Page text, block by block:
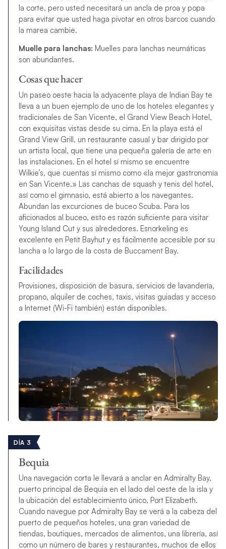
la corte, pero usted necesitará un ancla de proa y popa
para evitar que usted haga pivotar en otros barcos cuando
la marea cambie.
Muelle para lanchas: Muelles para lanchas neumáticas
son abundantes.
Cosas que hacer
Un paseo oeste hacia la adyacente playa de Indian Bay te
lleva a un buen ejemplo de uno de los hoteles elegantes y
tradicionales de San Vicente, el Grand View Beach Hotel,
con exquisitas vistas desde su cima. En la playa está el
Grand View Grill, un restaurante casual y bar dirigido por
un artista local, que tiene una pequeña galería de arte en
las instalaciones. En el hotel sí mismo se encuentre
Wilkie’s, que cuentas sí mismo como «la mejor gastronomía
en San Vicente.» Las canchas de squash y tenis del hotel,
así como el gimnasio, está abierto a los navegantes.
Abundan las excurciones de buceo Scuba. Para los
aficionados al buceo, esto es razón suficiente para visitar
Young Island Cut y sus alrededores. Esnorkeling es
excelente en Petit Bayhut y es fácilmente accesible por su
lancha a lo largo de la costa de Buccament Bay.
Facilidades
Provisiones, disposición de basura, servicios de lavandería,
propano, alquiler de coches, taxis, visitas guiadas y acceso
a Internet (Wi-Fi también) están disponibles.
DÍA 3
Bequia
Una navegación corta le llevará a anclar en Admiralty Bay,
puerto principal de Bequia en el lado del oeste de la isla y
la ubicación del establecimiento único, Port Elizabeth.
Cuando navegue por Admiralty Bay se verá a la cabeza del
puerto de pequeños hoteles, una gran variedad de
tiendas, boutiques, mercados de alimentos, una librería, así
como un número de bares y restaurantes, muchos de ellos